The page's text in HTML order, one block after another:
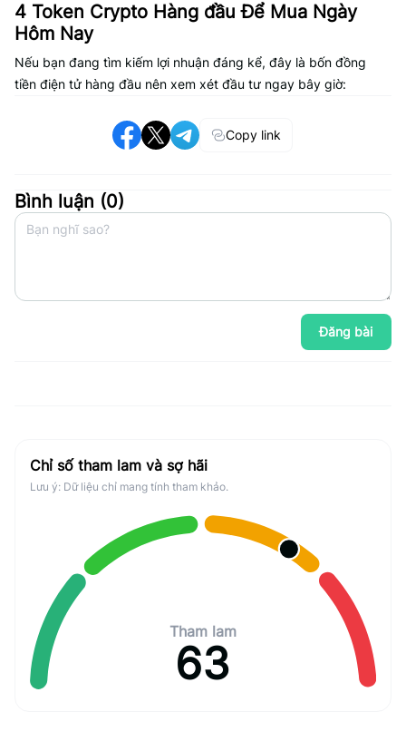
4 Token Crypto Hàng đầu Để Mua Ngày
Hôm Nay
Nếu bạn đang tìm kiếm lợi nhuận đáng kể, đây là bốn đồng
tiền điện tử hàng đầu nên xem xét đầu tư ngay bây giờ:
Copy link
Bình luận (0)
Đăng bài
Chỉ số tham lam và sợ hãi
Lưu ý: Dữ liệu chỉ mang tính tham khảo.
Tham lam
63